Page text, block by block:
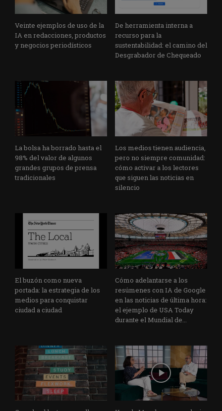
Veinte ejemplos de uso de la
IA en redacciones, productos
y negocios periodísticos
De herramienta interna a
recurso para la
sustentabilidad: el camino del
Desgrabador de Chequeado
La bolsa ha borrado hasta el
98% del valor de algunos
grandes grupos de prensa
tradicionales
Los medios tienen audiencia,
pero no siempre comunidad:
cómo activar a los lectores
que siguen las noticias en
silencio
El buzón como nueva
portada: la estrategia de los
medios para conquistar
ciudad a ciudad
Cómo adelantarse a los
resúmenes con IA de Google
en las noticias de última hora:
el ejemplo de USA Today
durante el Mundial de...